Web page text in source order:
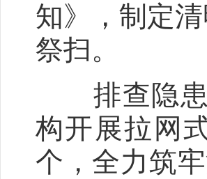
知》，制定
祭扫。
排查隐患
构开展拉网
个，全力筑